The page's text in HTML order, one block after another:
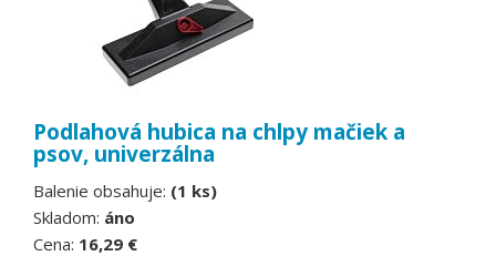
Podlahová hubica na chlpy mačiek a
psov, univerzálna
Balenie obsahuje: (1 ks)
Skladom: áno
Cena: 16,29 €